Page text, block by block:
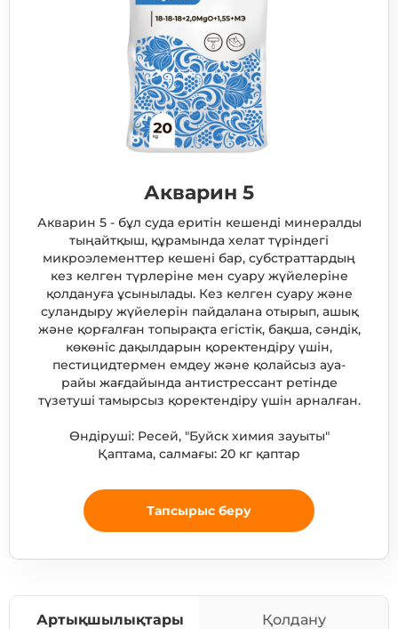
Акварин 5
Акварин 5 - бұл суда еритін кешенді минералды
тыңайтқыш, құрамында хелат түріндегі
микроэлементтер кешені бар, субстраттардың
кез келген түрлеріне мен суару жүйелеріне
қолдануға ұсынылады. Кез келген суару және
суландыру жүйелерін пайдалана отырып, ашық
және қорғалған топырақта егістік, бақша, сәндік,
көкөніс дақылдарын қоректендіру үшін,
пестицидтермен емдеу және қолайсыз ауа-
райы жағдайында антистрессант ретінде
түзетуші тамырсыз қоректендіру үшін арналған.
Өндіруші: Ресей, "Буйск химия зауыты"
Қаптама, салмағы: 20 кг қаптар
Тапсырыс беру
Артықшылықтары Қолдану